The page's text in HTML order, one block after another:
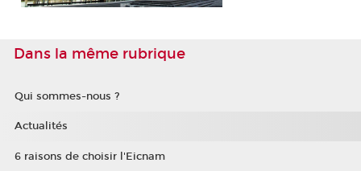
Dans la même rubrique
Qui sommes-nous ?
Actualités
6 raisons de choisir l'Eicnam